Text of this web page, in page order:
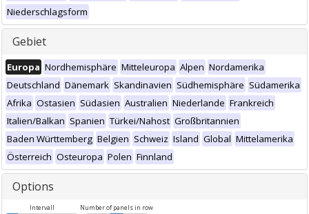
Niederschlagsform
Gebiet
Europa Nordhemisphäre Mitteleuropa Alpen Nordamerika
Deutschland Dänemark Skandinavien Südhemisphäre Südamerika
Afrika Ostasien Südasien Australien Niederlande Frankreich
Italien/Balkan Spanien Türkei/Nahost Großbritannien
Baden Württemberg Belgien Schweiz Island Global Mittelamerika
Österreich Osteuropa Polen Finnland
Options
Intervall Number of panels in row